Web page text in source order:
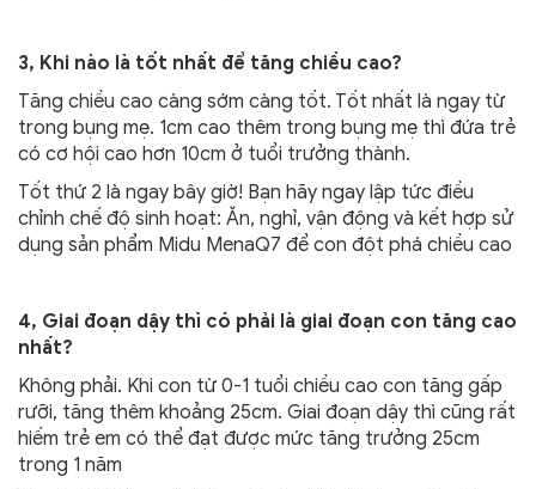
3, Khi nào là tốt nhất để tăng chiều cao?
Tăng chiều cao càng sớm càng tốt. Tốt nhất là ngay từ
trong bụng mẹ. 1cm cao thêm trong bụng mẹ thì đứa trẻ
có cơ hội cao hơn 10cm ở tuổi trưởng thành.
Tốt thứ 2 là ngay bây giờ! Bạn hãy ngay lập tức điều
chỉnh chế độ sinh hoạt: Ăn, nghỉ, vận động và kết hợp sử
dụng sản phẩm Midu MenaQ7 để con đột phá chiều cao
4, Giai đoạn dậy thì có phải là giai đoạn con tăng cao
nhất?
Không phải. Khi con từ 0-1 tuổi chiều cao con tăng gấp
rưỡi, tăng thêm khoảng 25cm. Giai đoạn dậy thì cũng rất
hiếm trẻ em có thể đạt được mức tăng trưởng 25cm
trong 1 năm